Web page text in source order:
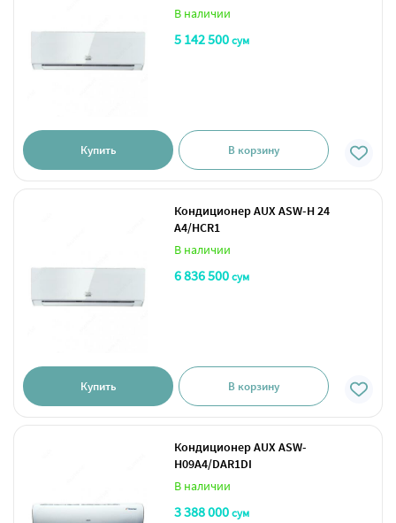
В наличии
5 142 500сум
Купить В корзину
Кондиционер AUX ASW-H 24
A4/HCR1
В наличии
6 836 500сум
Купить В корзину
Кондиционер AUX ASW-
H09A4/DAR1DI
В наличии
3 388 000сум